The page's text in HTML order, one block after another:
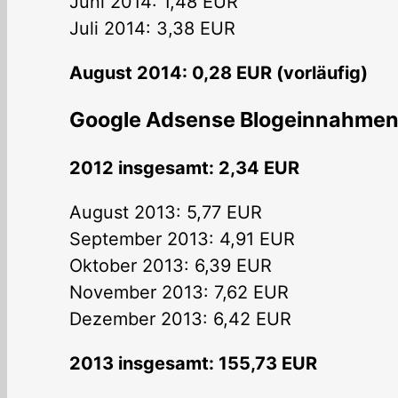
Juli 2014: 3,38 EUR
August 2014: 0,28 EUR (vorläufig)
Google Adsense
2012 insgesamt: 2,34 EUR
August 2013: 5,77 EUR
September 2013: 4,91 EUR
Oktober 2013: 6,39 EUR
November 2013: 7,62 EUR
Dezember 2013: 6,42 EUR
2013 insgesamt: 155,73 EUR